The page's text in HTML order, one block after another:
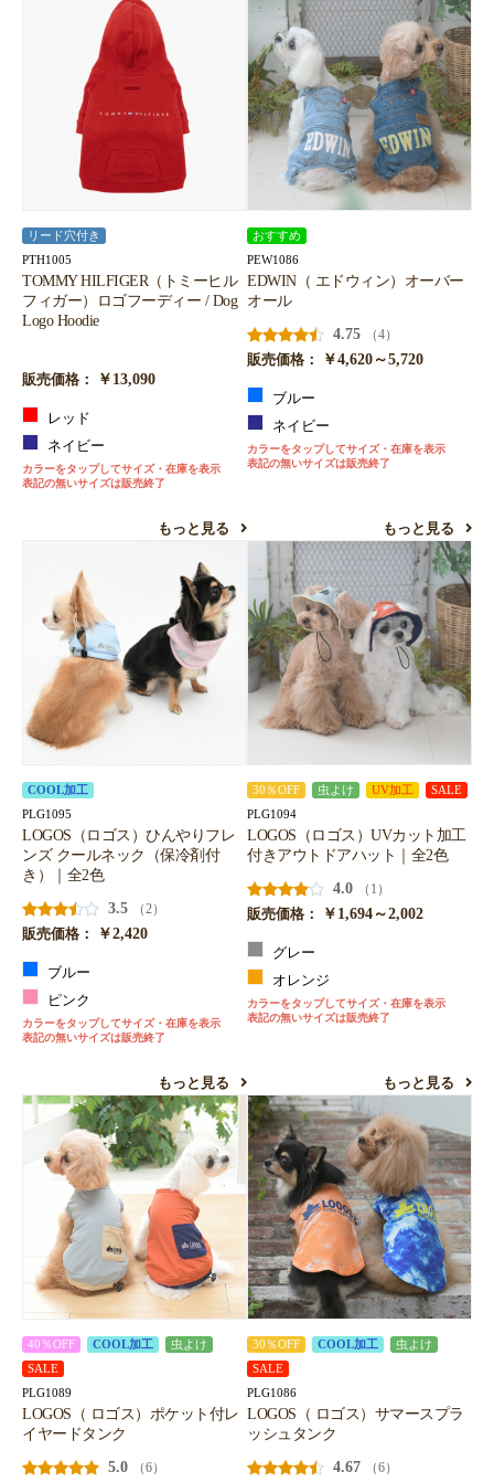
リード穴付き
PTH1005
TOMMY HILFIGER（トミーヒル
フィガー）ロゴフーディー / Dog
Logo Hoodie
販売価格： ￥13,090
レッド
ネイビー
カラーをタップしてサイズ・在庫を表示
表記の無いサイズは販売終了
もっと見る
おすすめ
PEW1086
EDWIN（ エドウィン）オーバー
オール
4.75
（4）
販売価格：
￥4,620～5,720
ブルー
ネイビー
カラーをタップしてサイズ・在庫を表示
表記の無いサイズは販売終了
もっと見る
COOL加工
PLG1095
LOGOS（ロゴス）ひんやりフレ
ンズ クールネック（保冷剤付
き）｜全2色
3.5
（2）
販売価格：
￥2,420
ブルー
ピンク
カラーをタップしてサイズ・在庫を表示
表記の無いサイズは販売終了
もっと見る
30％OFF 虫よけ UV加工 SALE
PLG1094
LOGOS（ロゴス）UVカット加工
付きアウトドアハット｜全2色
4.0
（1）
販売価格：
￥1,694～2,002
グレー
オレンジ
カラーをタップしてサイズ・在庫を表示
表記の無いサイズは販売終了
もっと見る
40％OFF COOL加工
虫よけ
SALE
PLG1089
LOGOS（ ロゴス）ポケット付レ
イヤードタンク
5.0
（6）
30％OFF COOL加工
虫よけ
SALE
PLG1086
LOGOS（ ロゴス）サマースプラ
ッシュタンク
4.67
（6）